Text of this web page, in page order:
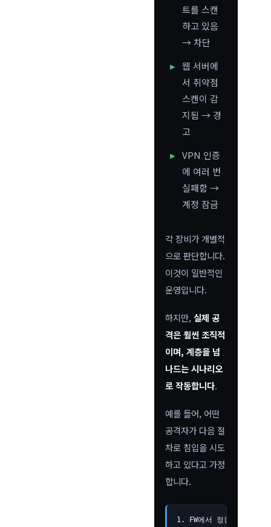
트를 스캔
하고 있음
→ 차단
웹 서버에
서 취약점
스캔이 감
지됨 → 경
고
VPN 인증
에 여러 번
실패함 →
계정 잠금
각 장비가 개별적
으로 판단합니다.
이것이 일반적인
운영입니다.
하지만, 실제 공
격은 훨씬 조직적
이며, 계층을 넘
나드는 시나리오
로 작동합니다.
예를 들어, 어떤
공격자가 다음 절
차로 침입을 시도
하고 있다고 가정
합니다.
1. FW에서 정찰(포트